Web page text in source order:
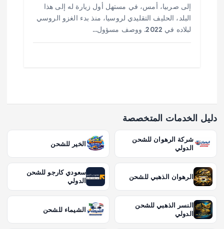
إلى صربيا، أمس، في مستهل أول زيارة له إلى هذا
البلد، الحليف التقليدي لروسيا، منذ بدء الغزو الروسي
لبلاده في 2022. ووصف مسؤول…
دليل الخدمات المتخصصة
شركة الرهوان للشحن
الدولي
الخير للشحن
الرهوان الذهبي للشحن
سعودي كارجو للشحن
الدولي
النسر الذهبي للشحن
الدولي
الشيماء للشحن